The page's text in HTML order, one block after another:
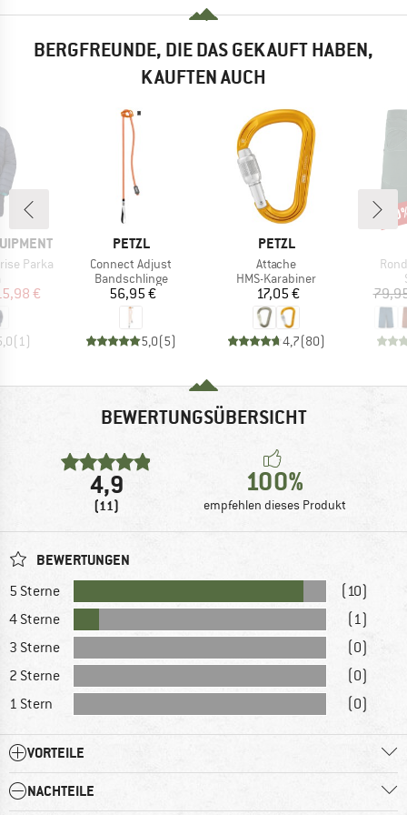
BERGFREUNDE, DIE DAS GEKAUFT HABEN,
KAUFTEN AUCH
Parka
Preis
€
(1 )
MARKE
PETZL
Artikel
Connect Adjust
Produktgruppe
Bandschlinge
Preis
56,95 €
5,0(5)
MARKE
PETZL
Artikel
Attache
Produktgruppe
HMS-Karabiner
Preis
17,05 €
4,7(80)
BEWERTUNGSÜBERSICHT
4,9
(11)
100%
empfehlen dieses Produkt
BEWERTUNGEN
5 Sterne
(10)
4 Sterne
(1)
3 Sterne
(0)
2 Sterne
(0)
1 Stern
(0)
VORTEILE
NACHTEILE